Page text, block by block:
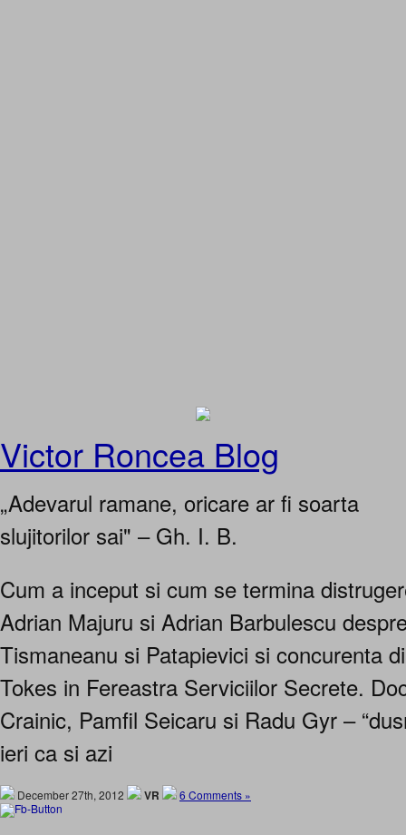
Victor Roncea Blog
„Adevarul ramane, oricare ar fi soarta
slujitorilor sai" – Gh. I. B.
Cum a inceput si cum se termina
Adrian Majuru si Adrian Barbulescu
Tismaneanu si Patapievici si concurenta
Tokes in Fereastra Serviciilor Secrete.
Crainic, Pamfil Seicaru si Radu Gyr –
ieri ca si azi
December 27th, 2012 VR 6 Comments »